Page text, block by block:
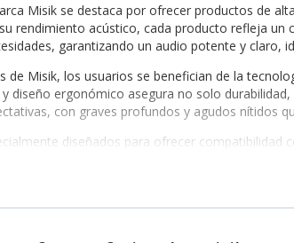
Misik se destaca por ofrecer productos de
rendimiento acústico, cada producto refleja
garantizando un audio potente y
Misik, los usuarios se benefician de la
diseño ergonómico asegura no solo
con graves profundos y agudos nítidos
diseñados para ofrecer
del sonido en sus presentaciones o
que